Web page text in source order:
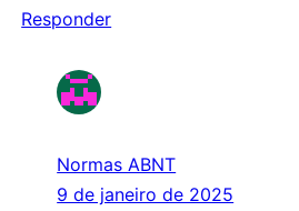
Responder
Normas ABNT
9 de janeiro de 2025